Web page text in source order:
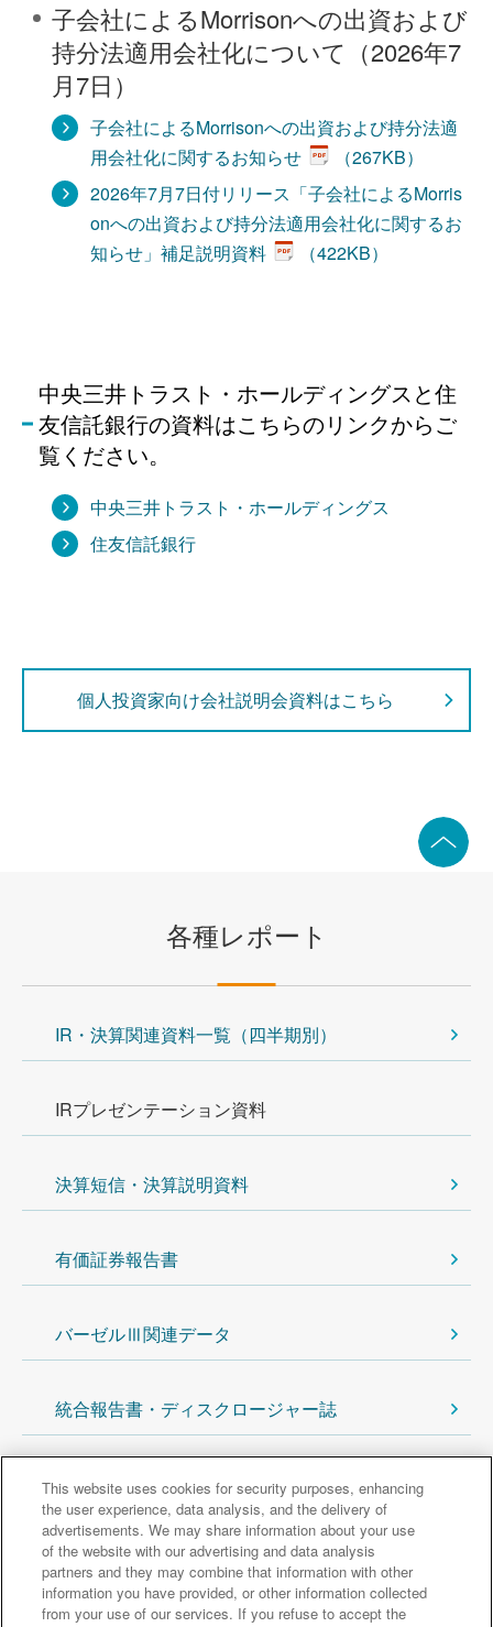
子会社によるMorrisonへの出資および
持分法適用会社化について（2026年7
月7日）
子会社によるMorrisonへの出資および持分法適
用会社化に関するお知らせ
（267KB）
2026年7月7日付リリース「子会社によるMorris
onへの出資および持分法適用会社化に関するお
知らせ」補足説明資料
（422KB）
中央三井トラスト・ホールディングスと住
友信託銀行の資料はこちらのリンクからご
覧ください。
中央三井トラスト・ホールディングス
住友信託銀行
個人投資家向け会社説明会資料はこちら
各種レポート
IR・決算関連資料一覧（四半期別）
IRプレゼンテーション資料
決算短信・決算説明資料
有価証券報告書
バーゼルⅢ関連データ
統合報告書・ディスクロージャー誌
株主・投資家の皆さまへトップに戻る
主なグループ会社
三井住友信託銀行 三井住友トラスト・アセットマネジメント
This website uses cookies for security purposes, enhancing
the user experience, data analysis, and the delivery of
advertisements. We may share information about your use
of the website with our advertising and data analysis
partners and they may combine that information with other
information you have provided, or other information collected
from your use of our services. If you refuse to accept the